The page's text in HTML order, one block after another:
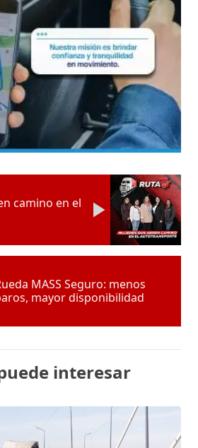
camino en el
MASS Seguro: menos
mayor disponibilidad
interesar